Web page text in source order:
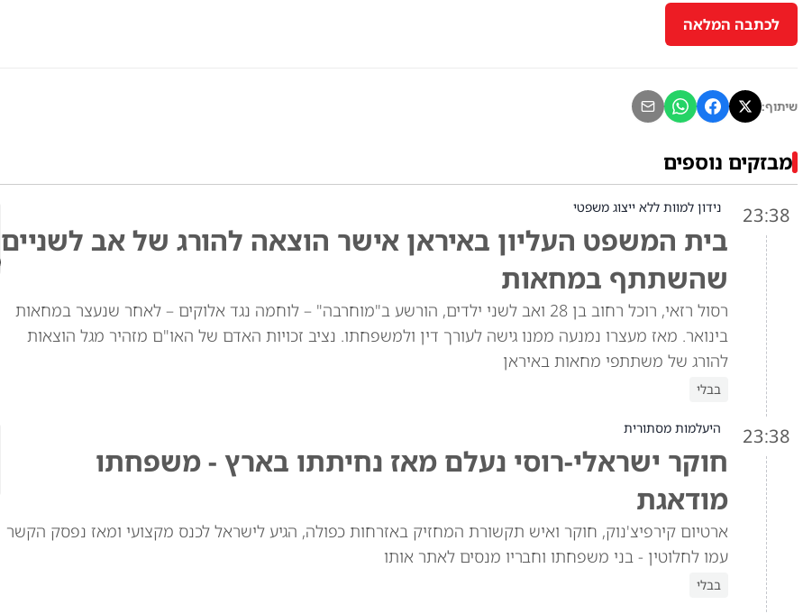
לכתבה המלאה
שיתוף:
מבזקים נוספים
23:38 נידון למוות ללא ייצוג משפטי
בית המשפט העליון באיראן אישר הוצאה להורג של אב לשניים
שהשתתף במחאות
רסול רזאי, רוכל רחוב בן 28 ואב לשני ילדים, הורשע ב"מוחרבה" – לוחמה נגד אלוקים – לאחר שנעצר במחאות
בינואר. מאז מעצרו נמנעה ממנו גישה לעורך דין ולמשפחתו. נציב זכויות האדם של האו"ם מזהיר מגל הוצאות
להורג של משתתפי מחאות באיראן
בבלי
23:38 היעלמות מסתורית
חוקר ישראלי-רוסי נעלם מאז נחיתתו בארץ - משפחתו
מודאגת
ארטיום קירפיצ'נוק, חוקר ואיש תקשורת המחזיק באזרחות כפולה, הגיע לישראל לכנס מקצועי ומאז נפסק הקשר
עמו לחלוטין - בני משפחתו וחבריו מנסים לאתר אותו
בבלי